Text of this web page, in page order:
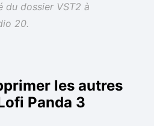
du dossier VST2 à
20.
les autres
Panda 3